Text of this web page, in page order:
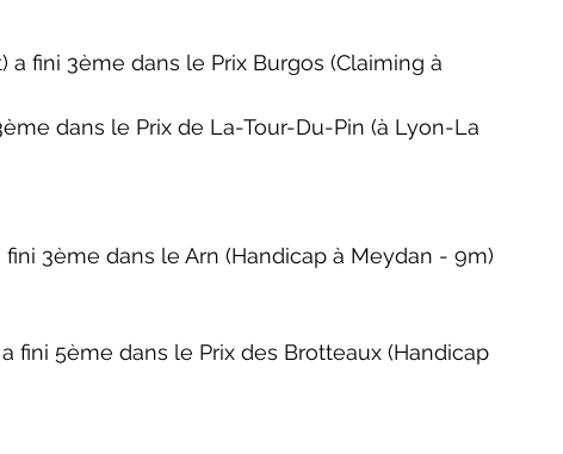
a fini 3ème dans le Prix Burgos (Claiming à
dans le Prix de La-Tour-Du-Pin (à Lyon-La
fini 3ème dans le Arn (Handicap à Meydan - 9m)
fini 5ème dans le Prix des Brotteaux (Handicap